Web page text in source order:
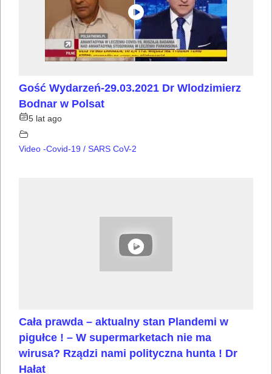
Gość Wydarzeń-29.03.2021 Dr Wlodzimierz
Bodnar w Polsat
5 lat ago
Video -Covid-19 / SARS CoV-2
Cała prawda – aktualny stan Plandemi w
pigułce ! – W supermarketach nie ma
wirusa? Rządzi nami polityczna hunta ! Dr
Hałat